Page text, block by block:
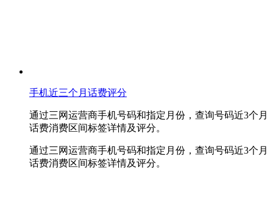
手机近三个月话费评分
通过三网运营商手机号码和指定月份，查询号码近3个月
话费消费区间标签详情及评分。
通过三网运营商手机号码和指定月份，查询号码近3个月
话费消费区间标签详情及评分。